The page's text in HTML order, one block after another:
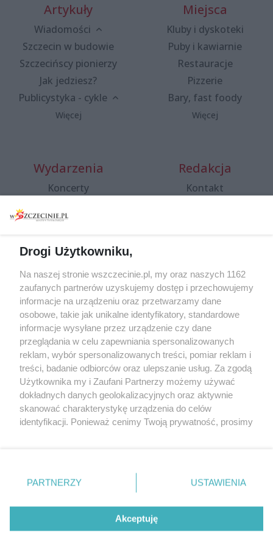
Artykuły
Wiadomości
Szczecin w budowie
Szczecińscy pionierzy
Jak jedziesz?
Publicystyka - cykle
Więcej
Miejsca
Kluby i dyskoteki
Puby i kawiarnie
Restauracje
Pizzerie
Bary, fast foody
Więcej
Wydarzenia
Koncerty
Spacery i oprowadzania
targi
Wernisaże
Więcej
Redakcja
Kontakt
Specjalny koncert z okazji
20. urodzin portalu
wSzczecinie.pl
Regulamin konkursów
śniadaniówka "Hej
Szczecin! Jest piątek!"
Partnerzy
Praca Szczecin
© 2026 wSzczecinie.pl
Created by GOD
Drogi Użytkowniku,
Na naszej stronie wszczecinie.pl, my oraz naszych 1162
zaufanych partnerów uzyskujemy dostęp i przechowujemy
informacje na urządzeniu oraz przetwarzamy dane
osobowe, takie jak unikalne identyfikatory, standardowe
informacje wysyłane przez urządzenie czy dane
przeglądania w celu zapewniania spersonalizowanych
reklam, wybór spersonalizowanych treści, pomiar reklam i
treści, badanie odbiorców oraz ulepszanie usług. Za zgodą
Użytkownika my i Zaufani Partnerzy możemy używać
dokładnych danych geolokalizacyjnych oraz aktywnie
skanować charakterystykę urządzenia do celów
identyfikacji. Ponieważ cenimy Twoją prywatność, prosimy
prywatności znajdujący się w lewym dolnym rogu strony
. Niektóre rodzaje przetwarzania danych nie wymagają
takiemu przetwarzaniu. Preferencje będą miały
zastosowania tylko na tej witrynie.
PARTNERZY USTAWIENIA
Akceptuję